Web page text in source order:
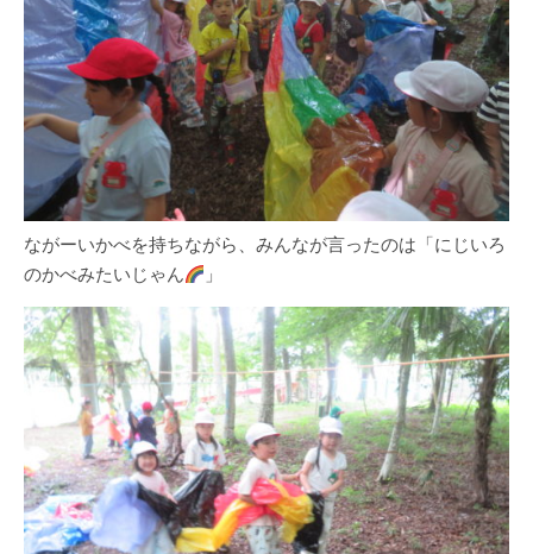
ながーいかべを持ちながら、みんなが言ったのは「にじいろ
のかべみたいじゃん
」